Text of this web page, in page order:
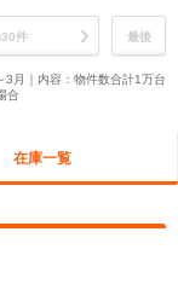
30件
最後
月｜内容：物件数合計1万台
合
在庫一覧